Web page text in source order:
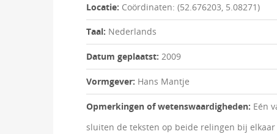
Locatie: Coördinaten: (52.676203, 5.08271)
Taal: Nederlands
Datum geplaatst: 2009
Vormgever: Hans Mantje
Opmerkingen of wetenswaardigheden: Eén
sluiten de teksten op beide relingen bij